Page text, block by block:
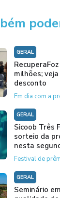
GERAL
milhões;
desconto
Em dia com a
GERAL
Sicoob Três
sorteio da
nesta
Festival de
GERAL
Seminário